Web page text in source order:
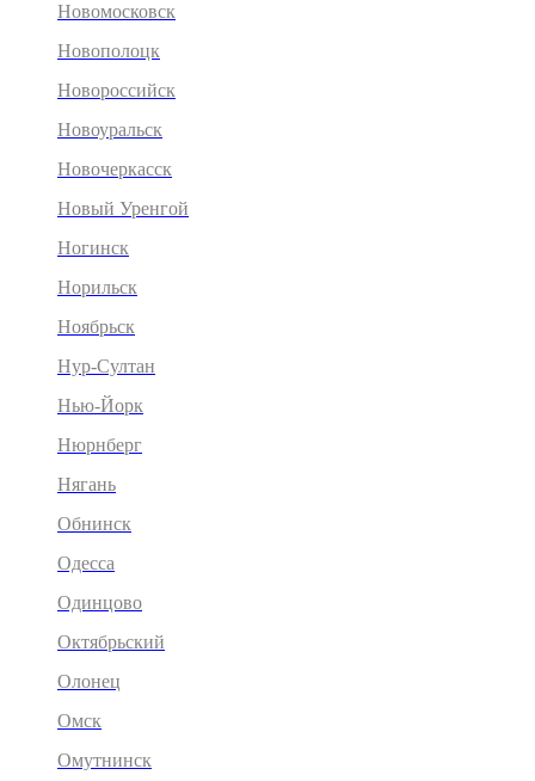
Новомосковск
Новополоцк
Новороссийск
Новоуральск
Новочеркасск
Новый Уренгой
Ногинск
Норильск
Ноябрьск
Нур-Султан
Нью-Йорк
Нюрнберг
Нягань
Обнинск
Одесса
Одинцово
Октябрьский
Олонец
Омск
Омутнинск